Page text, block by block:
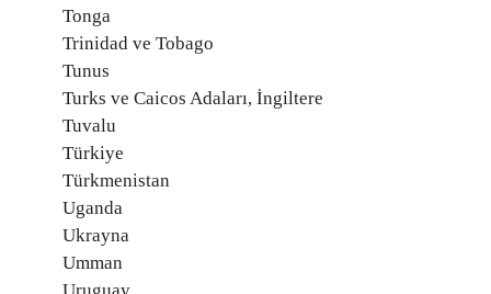
Tonga
Trinidad ve Tobago
Tunus
Turks ve Caicos Adaları, İngiltere
Tuvalu
Türkiye
Türkmenistan
Uganda
Ukrayna
Umman